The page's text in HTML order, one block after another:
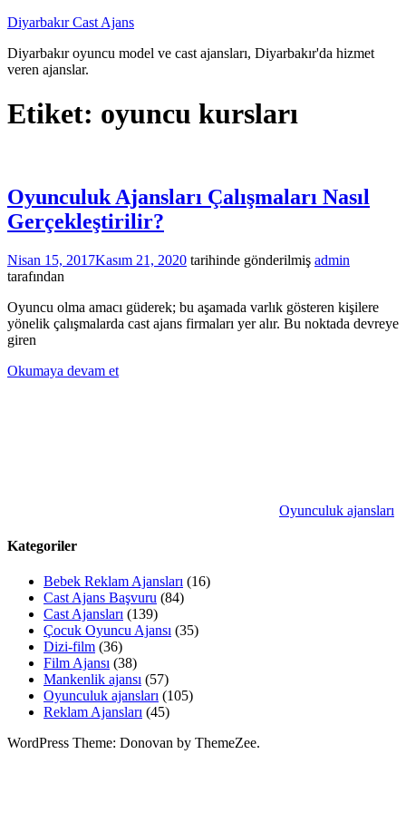
İçeriğe
Diyarbakır Cast Ajans
Diyarbakır oyuncu model ve cast ajansları, Diyarbakır'da hizmet
veren ajanslar.
Etiket: oyuncu kursları
Oyunculuk Ajansları Çalışmaları Nasıl
Gerçekleştirilir?
Nisan 15, 2017Kasım 21, 2020 tarihinde gönderilmiş admin
tarafından
Oyuncu olma amacı güderek; bu aşamada varlık gösteren kişilere
yönelik çalışmalarda cast ajans firmaları yer alır. Bu noktada devreye
giren
Okumaya devam et
Oyunculuk ajansları
Kategoriler
Bebek Reklam Ajansları (16)
Cast Ajans Başvuru (84)
Cast Ajansları (139)
Çocuk Oyuncu Ajansı (35)
Dizi-film (36)
Film Ajansı (38)
Mankenlik ajansı (57)
Oyunculuk ajansları (105)
Reklam Ajansları (45)
WordPress Theme: Donovan by ThemeZee.